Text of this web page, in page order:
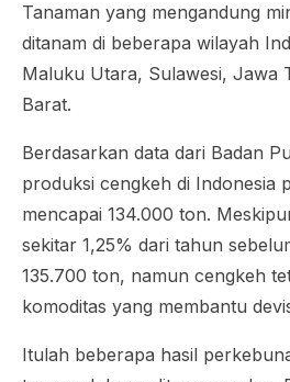
Tanaman yang mengandung
ditanam di beberapa wilayah
Maluku Utara, Sulawesi, Jawa
Barat.
Berdasarkan data dari Badan
produksi cengkeh di Indonesia
mencapai 134.000 ton.
sekitar 1,25% dari tahun
135.700 ton, namun cengkeh
komoditas yang membantu
Itulah beberapa hasil